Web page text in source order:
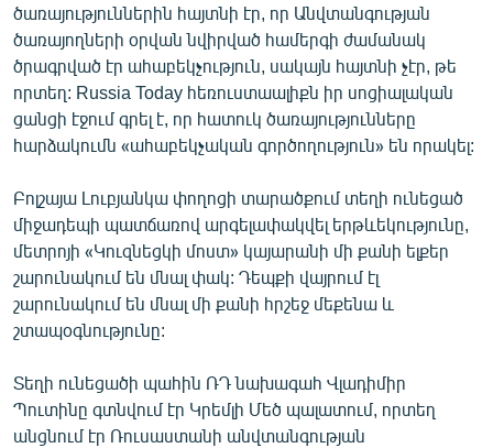
«Ազատության» բոլոր կայքերը
ծառայություններին հայտնի էր, որ Անվտանգության
ծառայողների օրվան նվիրված համերգի ժամանակ
ծրագրված էր ահաբեկչություն, սակայն հայտնի չէր, թե
որտեղ: Russia Today հեռուստաալիքն իր սոցիալական
ցանցի էջում գրել է, որ հատուկ ծառայությունները
հարձակումն «ահաբեկչական գործողություն» են որակել:
Բոլշայա Լուբյանկա փողոցի տարածքում տեղի ունեցած
միջադեպի պատճառով արգելափակվել երթևեկությունը,
մետրոյի «Կուզնեցկի մոստ» կայարանի մի քանի ելքեր
շարունակում են մնալ փակ: Դեպքի վայրում էլ
շարունակում են մնալ մի քանի հրշեջ մեքենա և
շտապօգնությունը:
Տեղի ունեցածի պահին ՌԴ նախագահ Վլադիմիր
Պուտինը գտնվում էր Կրեմլի Մեծ պալատում, որտեղ
անցնում էր Ռուսաստանի անվտանգության